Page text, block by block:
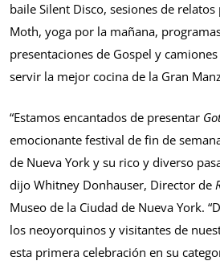
baile Silent Disco, sesiones de
Moth, yoga por la mañana,
presentaciones de Gospel y
servir la mejor cocina de la Gran
“Estamos encantados de presentar
emocionante festival de fin de
de Nueva York y su rico y diverso
dijo Whitney Donhauser, Director de
Museo de la Ciudad de Nueva York.
los neoyorquinos y visitantes de
esta primera celebración en su